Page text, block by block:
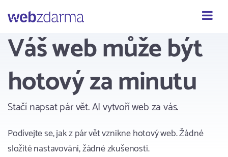
Váš web může být
hotový za minutu
Stačí napsat pár vět. AI vytvoří web za vás.
Podívejte se, jak z pár vět vznikne hotový web. Žádné
složité nastavování, žádné zkušenosti.